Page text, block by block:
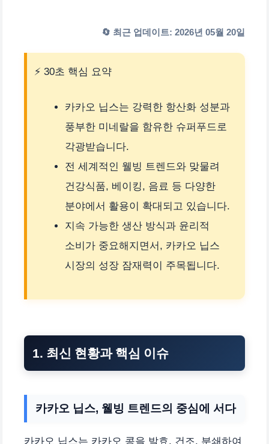
🔄 최근 업데이트: 2026년 05월 20일
⚡ 30초 핵심 요약
카카오 닙스는 강력한 항산화 성분과
풍부한 미네랄을 함유한 슈퍼푸드로
각광받습니다.
전 세계적인 웰빙 트렌드와 맞물려
건강식품, 베이킹, 음료 등 다양한
분야에서 활용이 확대되고 있습니다.
지속 가능한 생산 방식과 윤리적
소비가 중요해지면서, 카카오 닙스
시장의 성장 잠재력이 주목됩니다.
1. 최신 현황과 핵심 이슈
카카오 닙스, 웰빙 트렌드의 중심에 서다
카카오 닙스는 카카오 콩을 발효, 건조, 분쇄하여